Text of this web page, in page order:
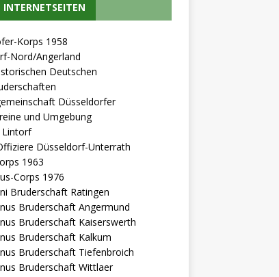
INTERNETSEITEN
Korps 1958
Nord/Angerland
Deutschen
Düsseldorfer
und Umgebung
Lintorf
Düsseldorf-Unterrath
1963
Corps 1976
Bruderschaft Ratingen
Bruderschaft Angermund
Bruderschaft Kaiserswerth
Bruderschaft Kalkum
Bruderschaft Tiefenbroich
Bruderschaft Wittlaer